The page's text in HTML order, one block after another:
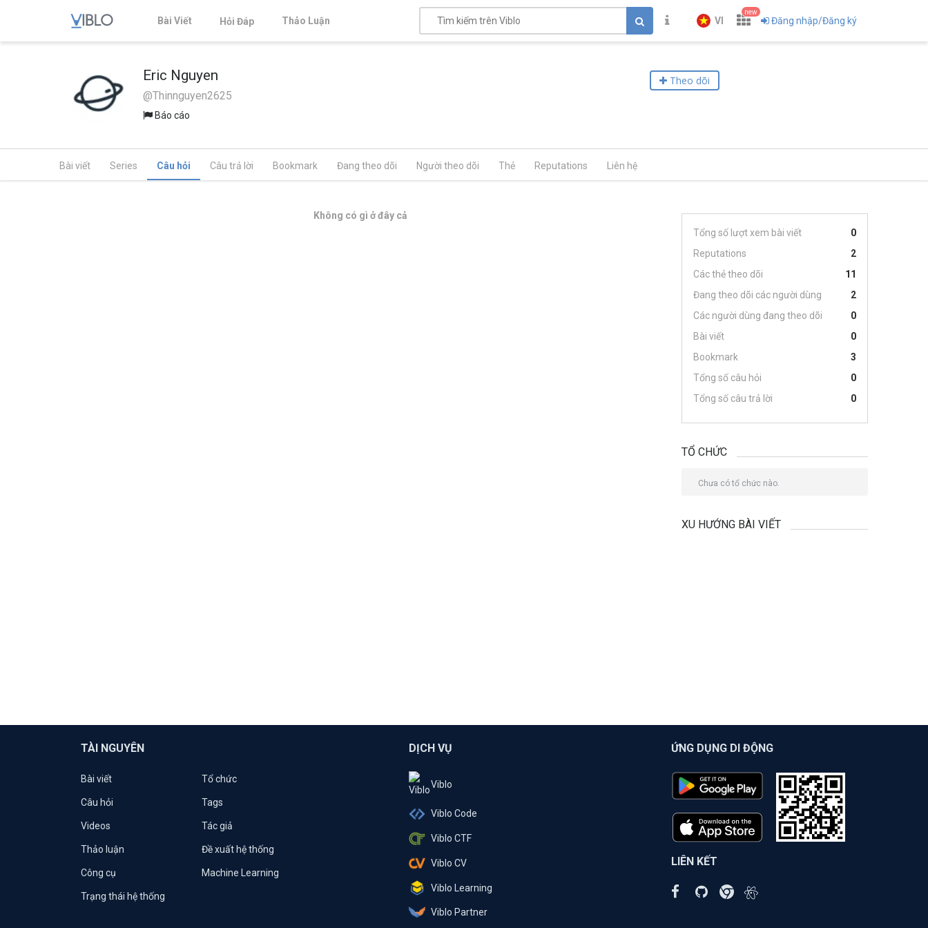
Bài Viết Hỏi Đáp Thảo Luận VI
new
Đăng nhập/Đăng ký
Eric Nguyen
@Thinnguyen2625
Báo cáo
Theo dõi
Bài viết Series Câu hỏi Câu trả lời Bookmark Đang theo dõi Người theo dõi Thẻ Reputations Liên hệ
Không có gì ở đây cả
Tổng số lượt xem bài viết
0
Reputations
2
Các thẻ theo dõi
11
Đang theo dõi các người dùng
2
Các người dùng đang theo dõi
0
Bài viết
0
Bookmark
3
Tổng số câu hỏi
0
Tổng số câu trả lời
0
TỔ CHỨC
Chưa có tổ chức nào.
XU HƯỚNG BÀI VIẾT
TÀI NGUYÊN
Bài viết Tổ chức
Câu hỏi Tags
Videos Tác giả
Thảo luận Đề xuất hệ thống
Công cụ Machine Learning
Trạng thái hệ thống
DỊCH VỤ
Viblo
Viblo Code
Viblo CTF
Viblo CV
Viblo Learning
Viblo Partner
ỨNG DỤNG DI ĐỘNG
LIÊN KẾT